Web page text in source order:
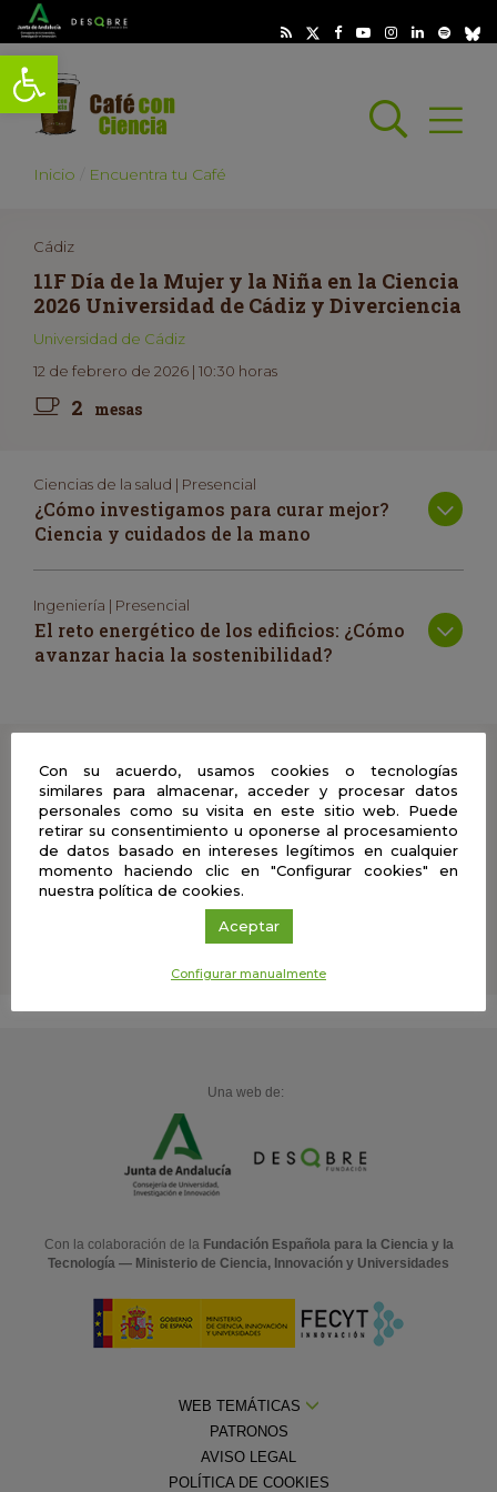
Abrir barra de herramientas
Abrir
Inicio Encuentra tu Café
Cádiz
11F Día de la Mujer y la Niña en la Ciencia
2026 Universidad de Cádiz y Diverciencia
Universidad de Cádiz
12 de febrero de 2026 | 10:30 horas
2 mesas
Ciencias de la salud | Presencial
¿Cómo investigamos para curar mejor?
Ciencia y cuidados de la mano
Ingeniería | Presencial
El reto energético de los edificios: ¿Cómo
avanzar hacia la sostenibilidad?
Cuéntanos
Comparte con nosotros tus comentarios, vídeos, fotos
y material didáctico del Café con Ciencia en el que
hayas participado y ayúdanos a enriquecer esta
experiencia
Una web de:
Con la colaboración de la Fundación Española para la Ciencia y la
Tecnología — Ministerio de Ciencia, Innovación y Universidades
WEB TEMÁTICAS
PATRONOS
AVISO LEGAL
POLÍTICA DE COOKIES
Con su acuerdo, usamos cookies o tecnologías
similares para almacenar, acceder y procesar datos
personales como su visita en este sitio web. Puede
retirar su consentimiento u oponerse al procesamiento
de datos basado en intereses legítimos en cualquier
momento haciendo clic en "Configurar cookies" en
nuestra política de cookies.
Aceptar
Configurar manualmente